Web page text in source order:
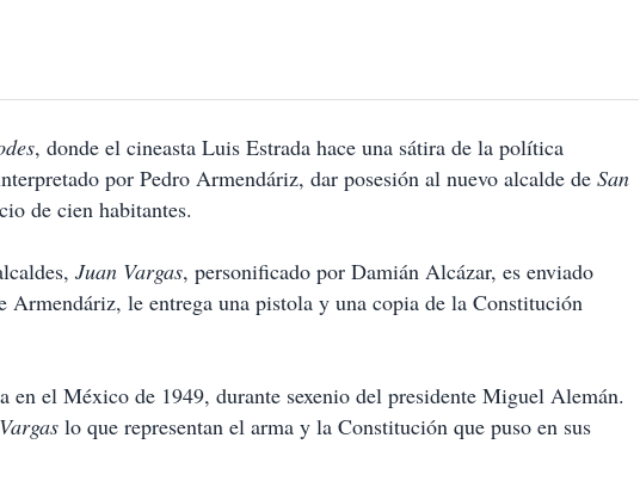
, donde el cineasta Luis Estrada hace una sátira de la política
por Pedro Armendáriz, dar posesión al nuevo alcalde de San
de cien habitantes.
Juan Vargas, personificado por Damián Alcázar, es enviado
Armendáriz, le entrega una pistola y una copia de la Constitución
en el México de 1949, durante sexenio del presidente Miguel Alemán.
Vargas lo que representan el arma y la Constitución que puso en sus